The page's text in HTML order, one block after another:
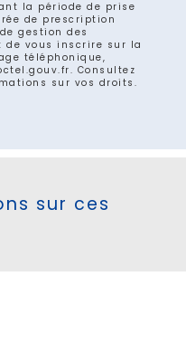
la période de prise
de prescription
gestion des
de vous inscrire sur la
téléphonique,
. Consultez
sur vos droits.
sur ces